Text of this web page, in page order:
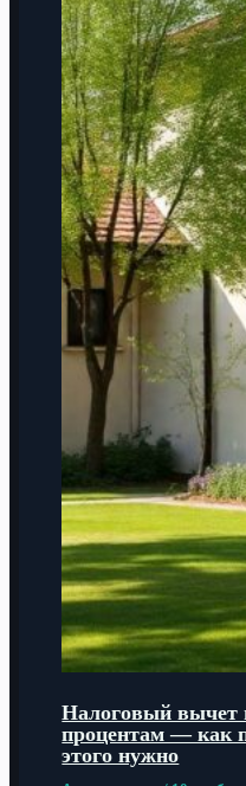
Налоговый вычет
процентам — как
этого нужно